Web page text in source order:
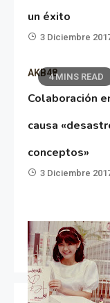
un éxito
3 Diciembre
4 MINS READ
AKB48
Colaboración
causa
conceptos»
3 Diciembre